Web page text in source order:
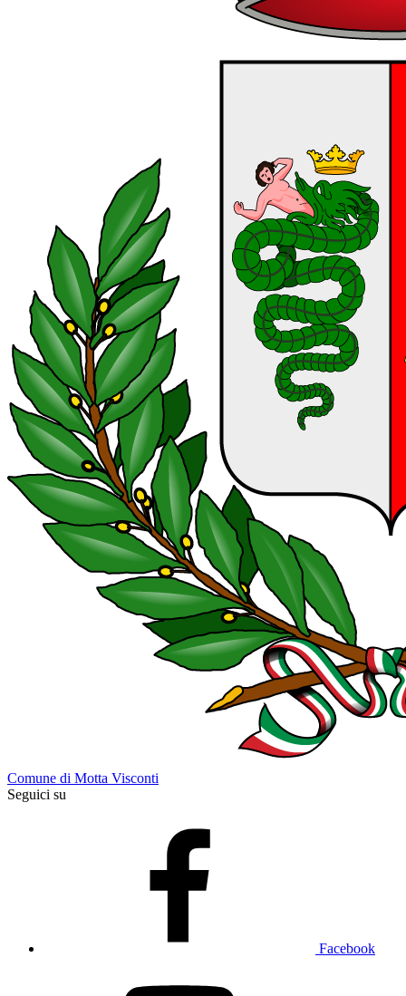
Comune di Motta Visconti
Seguici su
Facebook